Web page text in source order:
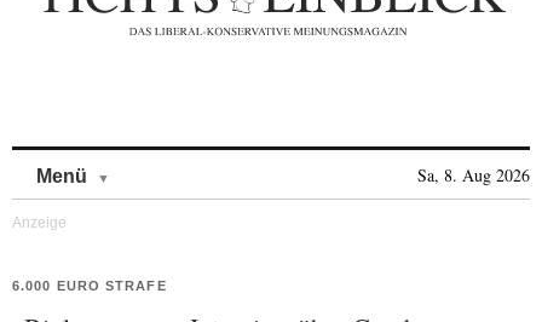
Menü Sa, 8. Aug 2026
6.000 EURO STRAFE